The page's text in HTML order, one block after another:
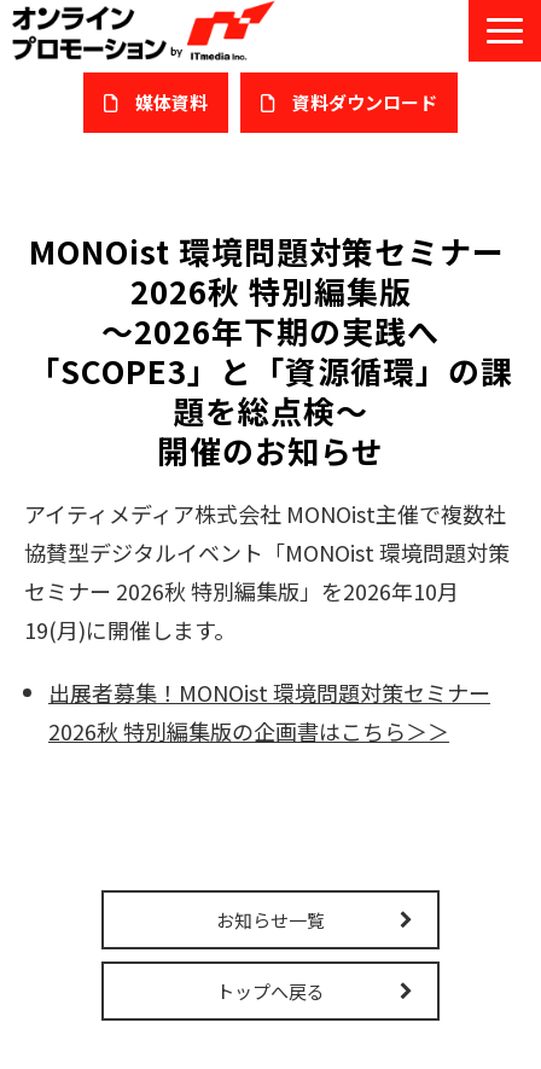
媒体資料 ​資料ダウンロード
私たちについて
サービスガイド/お役立ち資料
課題/ターゲット別で探す
オンライン展示会/協賛ウェビナー
導入事例
セミナー情報/ブログ
販売パートナー募集
MONOist 環境問題対策セミナー
2026秋 特別編集版
〜2026年下期の実践へ
「SCOPE3」と「資源循環」の課
題を総点検〜
開催のお知らせ
アイティメディア株式会社 MONOist主催で複数社
協賛型デジタルイベント「MONOist 環境問題対策
セミナー 2026秋 特別編集版」を2026年10月
19(月)に開催します。
出展者募集！MONOist 環境問題対策セミナー
2026秋 特別編集版の企画書はこちら＞＞
お知らせ一覧
トップへ戻る